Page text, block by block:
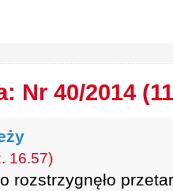
Nr 40/2014
16.57)
rozstrzygnęło